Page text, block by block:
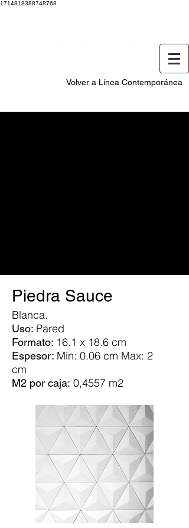
1714818388748768
Volver a Línea Contemporánea
Piedra Sauce
Blanca.
Uso: Pared
Formato: 16.1 x 18.6 cm
Espesor: Min: 0.06 cm Max: 2
cm
M2 por caja: 0,4557 m2